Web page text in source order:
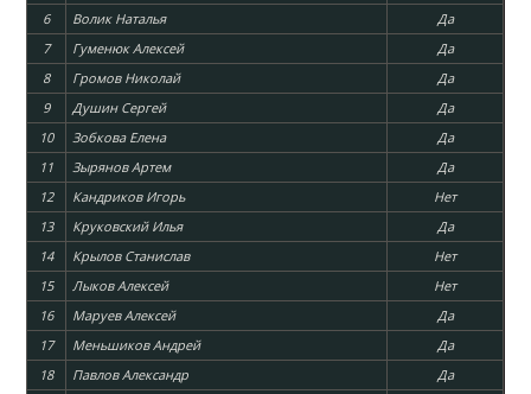
6
Волик Наталья
Да
7
Гуменюк Алексей
Да
8
Громов Николай
Да
9
Душин Сергей
Да
10
Зобкова Елена
Да
11
Зырянов Артем
Да
12
Кандриков Игорь
Нет
13
Круковский Илья
Да
14
Крылов Станислав
Нет
15
Лыков Алексей
Нет
16
Маруев Алексей
Да
17
Меньшиков Андрей
Да
18
Павлов Александр
Да